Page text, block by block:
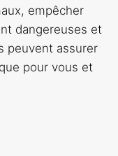
empêcher
dangereuses et
peuvent assurer
pour vous et